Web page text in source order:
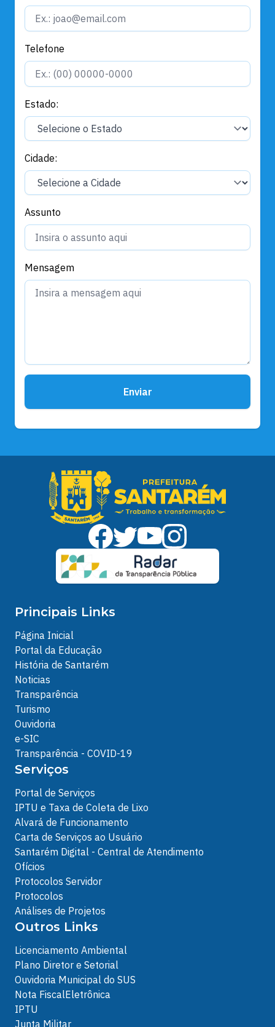
Telefone
Estado:
Cidade:
Assunto
Mensagem
Enviar
Principais Links
Página Inicial
Portal da Educação
História de Santarém
Noticias
Transparência
Turismo
Ouvidoria
e-SIC
Transparência - COVID-19
Serviços
Portal de Serviços
IPTU e Taxa de Coleta de Lixo
Alvará de Funcionamento
Carta de Serviços ao Usuário
Santarém Digital - Central de Atendimento
Ofícios
Protocolos Servidor
Protocolos
Análises de Projetos
Outros Links
Licenciamento Ambiental
Plano Diretor e Setorial
Ouvidoria Municipal do SUS
Nota FiscalEletrônica
IPTU
Junta Militar